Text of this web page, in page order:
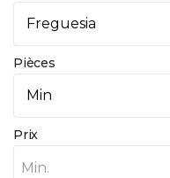
Pièces
Prix
Min.